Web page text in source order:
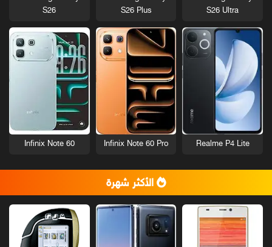
S26 Ultra
S26 Plus
S26
Realme P4 Lite
Infinix Note 60 Pro
Infinix Note 60
الأكثر شهرة